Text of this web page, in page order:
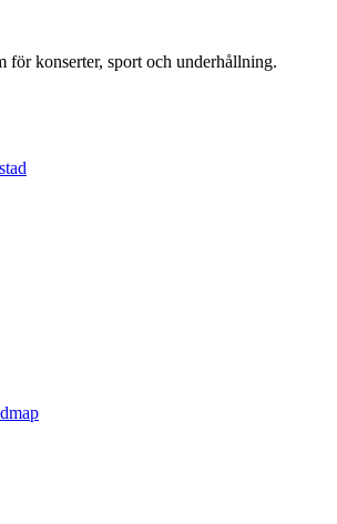
för konserter, sport och underhållning.